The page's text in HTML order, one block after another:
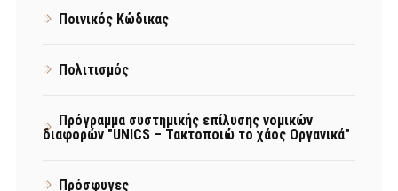
Ποινικός Κώδικας
Πολιτισμός
Πρόγραμμα συστημικής επίλυσης νομικών
διαφορών "UNICS – Τακτοποιώ το χάος Οργανικά"
Πρόσφυγες